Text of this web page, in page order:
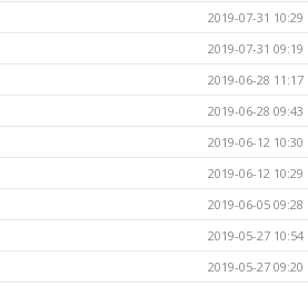
2019-07-31 10:29
2019-07-31 09:19
2019-06-28 11:17
2019-06-28 09:43
2019-06-12 10:30
2019-06-12 10:29
2019-06-05 09:28
2019-05-27 10:54
2019-05-27 09:20